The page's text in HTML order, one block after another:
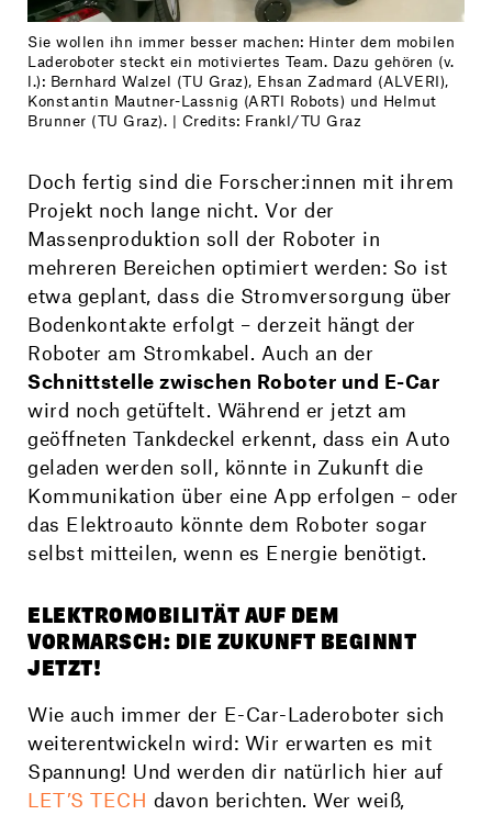
Sie wollen ihn immer besser machen: Hinter dem mobilen
Laderoboter steckt ein motiviertes Team. Dazu gehören (v.
l.): Bernhard Walzel (TU Graz), Ehsan Zadmard (ALVERI),
Konstantin Mautner-Lassnig (ARTI Robots) und Helmut
Brunner (TU Graz). | Credits: Frankl/TU Graz
Doch fertig sind die Forscher:innen mit ihrem
Projekt noch lange nicht. Vor der
Massenproduktion soll der Roboter in
mehreren Bereichen optimiert werden: So ist
etwa geplant, dass die Stromversorgung über
Bodenkontakte erfolgt – derzeit hängt der
Roboter am Stromkabel. Auch an der
Schnittstelle zwischen Roboter und E-Car
wird noch getüftelt. Während er jetzt am
geöffneten Tankdeckel erkennt, dass ein Auto
geladen werden soll, könnte in Zukunft die
Kommunikation über eine App erfolgen – oder
das Elektroauto könnte dem Roboter sogar
selbst mitteilen, wenn es Energie benötigt.
ELEKTROMOBILITÄT AUF DEM
VORMARSCH: DIE ZUKUNFT BEGINNT
JETZT!
Wie auch immer der E-Car-Laderoboter sich
weiterentwickeln wird: Wir erwarten es mit
Spannung! Und werden dir natürlich hier auf
LET’S TECH davon berichten. Wer weiß,